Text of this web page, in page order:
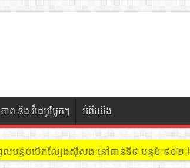
ាព និង វីដេអូប្លែកៗ អំពីយើង
លបន្ទប់បើកល្បែងសុីសង នៅជាន់ទី៩ បន្ទប់ ៩០២ !